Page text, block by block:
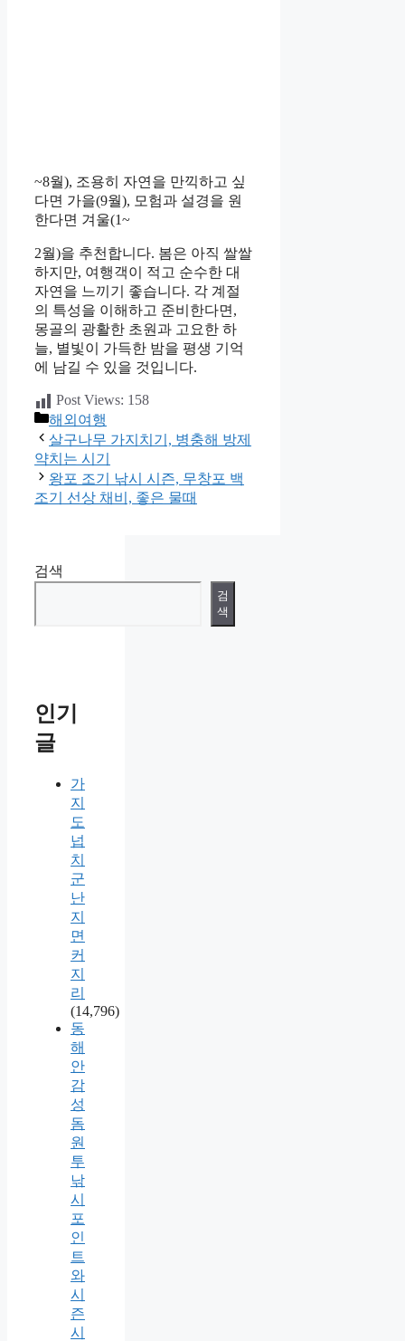
~8월), 조용히 자연을 만끽하고 싶
다면 가을(9월), 모험과 설경을 원
한다면 겨울(1~
2월)을 추천합니다. 봄은 아직 쌀쌀
하지만, 여행객이 적고 순수한 대
자연을 느끼기 좋습니다. 각 계절
의 특성을 이해하고 준비한다면,
몽골의 광활한 초원과 고요한 하
늘, 별빛이 가득한 밤을 평생 기억
에 남길 수 있을 것입니다.
Post Views: 158
카
테
고
리
해외여행
살구나무 가지치기, 병충해 방제
약치는 시기
왕포 조기 낚시 시즌, 무창포 백
조기 선상 채비, 좋은 물때
검색
검
색
인기
글
가
지
도
넙
치
군
난
지
면
커
지
리
(14,796)
동
해
안
감
성
돔
원
투
낚
시
포
인
트
와
시
즌
시